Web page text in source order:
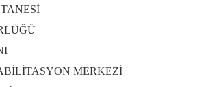
MERKEZİ